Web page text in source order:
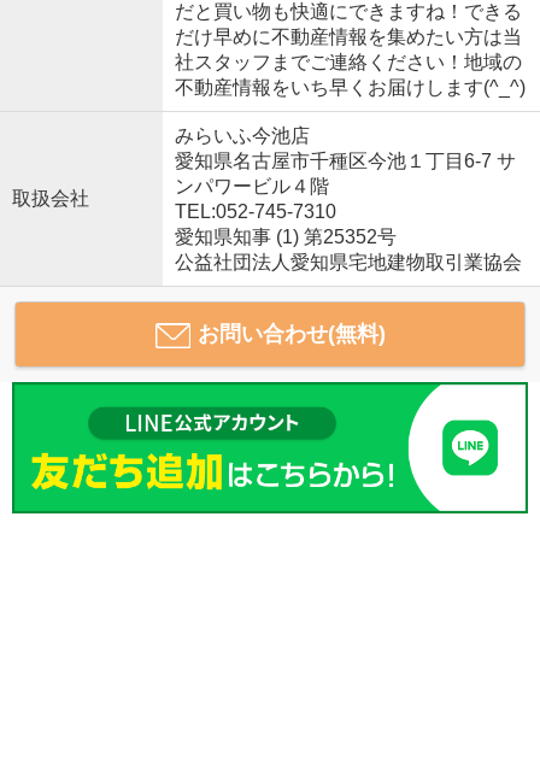
だと買い物も快適にできますね！できる
だけ早めに不動産情報を集めたい方は当
社スタッフまでご連絡ください！地域の
不動産情報をいち早くお届けします(^_^)
取扱会社
みらいふ今池店
愛知県名古屋市千種区今池１丁目6-7 サ
ンパワービル４階
TEL:052-745-7310
愛知県知事 (1) 第25352号
公益社団法人愛知県宅地建物取引業協会
お問い合わせ(無料)